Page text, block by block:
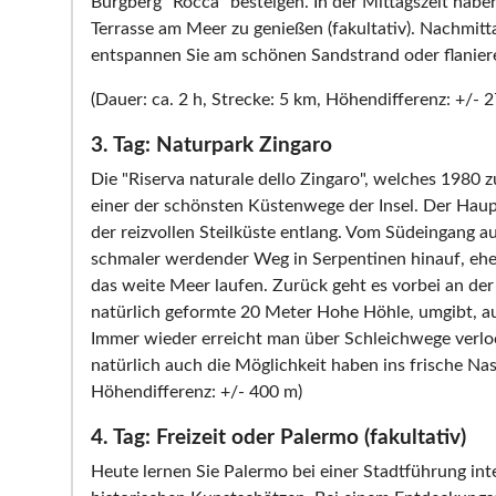
Terrasse am Meer zu genießen (fakultativ).
entspannen Sie am schönen Sandstrand oder
(Dauer: ca. 2 h, Strecke: 5 km, Höhendifferenz: +/-
3. Tag: Naturpark Zingaro
Die "Riserva naturale dello Zingaro", welches
einer der schönsten Küstenwege der Insel. Der
der reizvollen Steilküste entlang. Vom Südeingang
schmaler werdender Weg in Serpentinen hinauf,
das weite Meer laufen. Zurück geht es vorbei an
natürlich geformte 20 Meter Hohe Höhle, umgibt,
Immer wieder erreicht man über Schleichwege
natürlich auch die Möglichkeit haben ins frische
Höhendifferenz: +/- 400 m)
4. Tag: Freizeit oder Palermo (fakultativ)
Heute lernen Sie Palermo bei einer Stadtführung